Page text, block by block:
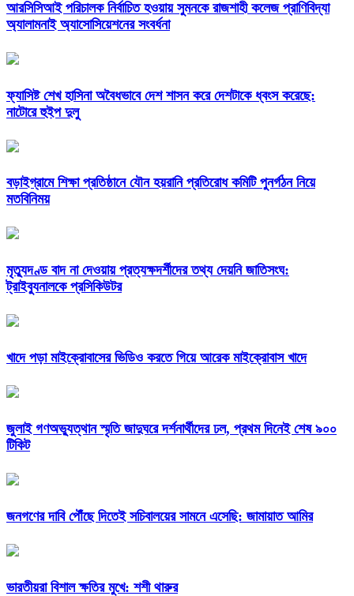
আরসিসিআই পরিচালক নির্বাচিত হওয়ায় সুমনকে রাজশাহী কলেজ প্রাণিবিদ্যা
অ্যালামনাই অ্যাসোসিয়েশনের সংবর্ধনা
ফ্যাসিষ্ট শেখ হাসিনা অবৈধভাবে দেশ শাসন করে দেশটাকে ধ্বংস করেছে:
নাটোরে হুইপ দুলু
বড়াইগ্রামে শিক্ষা প্রতিষ্ঠানে যৌন হয়রানি প্রতিরোধ কমিটি পুনর্গঠন নিয়ে
মতবিনিময়
মৃত্যুদণ্ড বাদ না দেওয়ায় প্রত্যক্ষদর্শীদের তথ্য দেয়নি জাতিসংঘ:
ট্রাইব্যুনালকে প্রসিকিউটর
খাদে পড়া মাইক্রোবাসের ভিডিও করতে গিয়ে আরেক মাইক্রোবাস খাদে
জুলাই গণঅভ্যুত্থান স্মৃতি জাদুঘরে দর্শনার্থীদের ঢল, প্রথম দিনেই শেষ ৯০০
টিকিট
জনগণের দাবি পৌঁছে দিতেই সচিবালয়ের সামনে এসেছি: জামায়াত আমির
ভারতীয়রা বিশাল ক্ষতির মুখে: শশী থারুর